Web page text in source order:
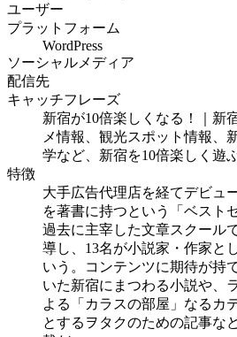
ユーザー
プラットフォーム
WordPress
ソーシャルメディア
配信先
キャッチフレーズ
新宿が10倍楽しくなる！｜新
メ情報、観光スポット情報、
学など、新宿を10倍楽しく遊
特徴
大手広告代理店を経てデビュ
を著書に持つという「ベスト
過去に主宰した文章スクール
導し、13名が小説家・作家と
いう。コンテンツに期待が持
いた新宿にまつわる小説や、
よる「カラスの部屋」なるカ
とするヲタクのための記事な